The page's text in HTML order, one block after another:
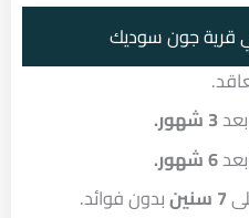
قرية جون سوديك
بعد3 شهور.
بعد6 شهور.
7 سنين
بدون فوائد.